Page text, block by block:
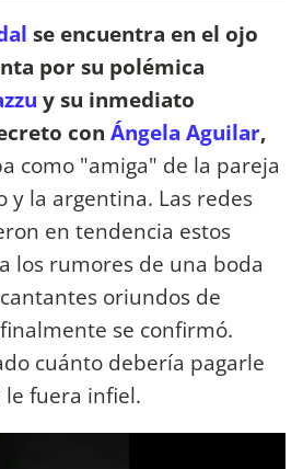
se encuentra en el ojo
por su polémica
y su inmediato
con Ángela Aguilar,
como "amiga" de la pareja
y la argentina. Las redes
en tendencia estos
los rumores de una boda
oriundos de
se confirmó.
cuánto debería pagarle
le fuera infiel.